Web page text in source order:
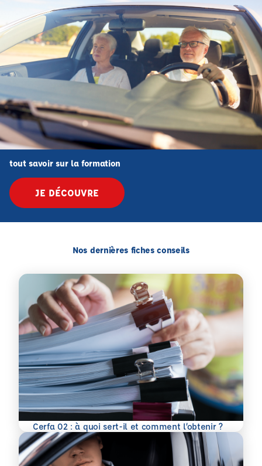
tout savoir sur la formation
JE DÉCOUVRE
Nos dernières fiches conseils
Cerfa 02 : à quoi sert-il et comment l’obtenir ?
En savoir plus